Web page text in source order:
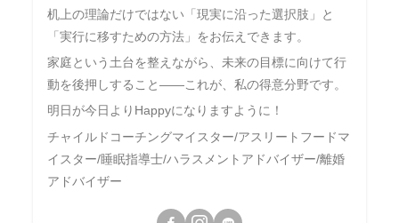
机上の理論だけではない「現実に沿った選択肢」と
「実行に移すための方法」をお伝えできます。
家庭という土台を整えながら、未来の目標に向けて行
動を後押しすること――これが、私の得意分野です。
明日が今日よりHappyになりますように！
チャイルドコーチングマイスター/アスリートフードマ
イスター/睡眠指導士/ハラスメントアドバイザー/離婚
アドバイザー